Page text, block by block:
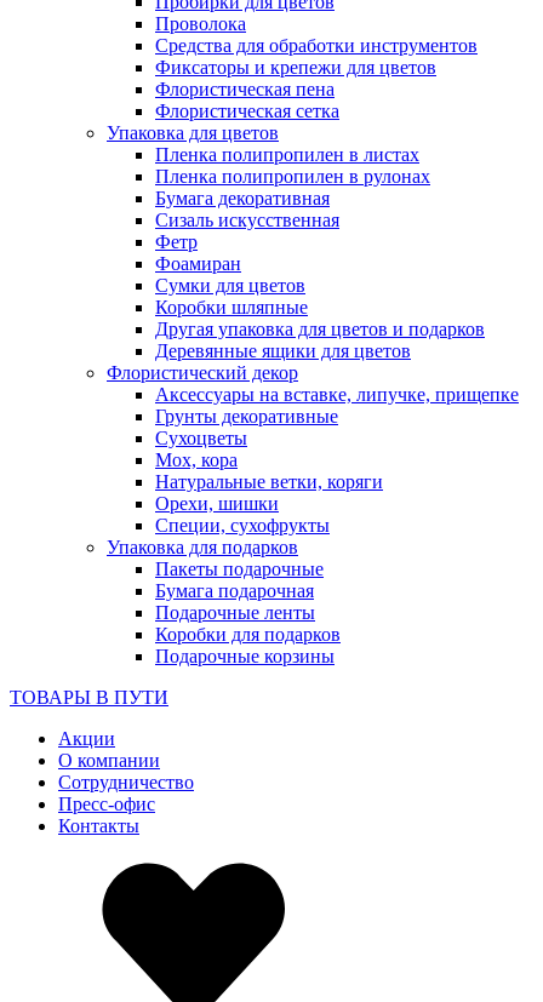
Проволока
Средства для обработки инструментов
Фиксаторы и крепежи для цветов
Флористическая пена
Флористическая сетка
Упаковка для цветов
Пленка полипропилен в листах
Пленка полипропилен в рулонах
Бумага декоративная
Сизаль искусственная
Фетр
Фоамиран
Сумки для цветов
Коробки шляпные
Другая упаковка для цветов и подарков
Деревянные ящики для цветов
Флористический декор
Аксессуары на вставке, липучке, прищепке
Грунты декоративные
Сухоцветы
Мох, кора
Натуральные ветки, коряги
Орехи, шишки
Специи, сухофрукты
Упаковка для подарков
Пакеты подарочные
Бумага подарочная
Подарочные ленты
Коробки для подарков
Подарочные корзины
ТОВАРЫ В ПУТИ
Акции
О компании
Сотрудничество
Пресс-офис
Контакты